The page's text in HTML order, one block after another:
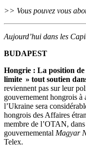
>> Vous pouvez vous
Aujourd’hui dans les
BUDAPEST
Hongrie : La position de
limite » tout soutien
reviennent pas sur leur
gouvernement hongrois à
l’Ukraine sera
hongrois des Affaires
membre de l’OTAN,
gouvernemental Magyar
Telex.